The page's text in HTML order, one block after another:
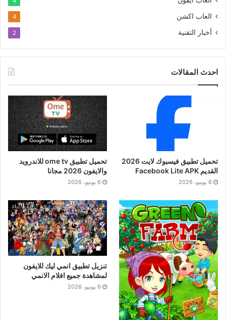
العاب اكشن 4
أخبار التقنية 2
احدث المقالات
تحميل تطبيق فيسبوك لايت 2026
القديم Facebook Lite APK
6 يونيو، 2026
تحميل تطبيق ome tv للاندرويد
والايفون 2026 مجانا
6 يونيو، 2026
تنزيل تطبيق انمي ليك للايفون
لمشاهدة جميع افلام الانمي
6 يونيو، 2026